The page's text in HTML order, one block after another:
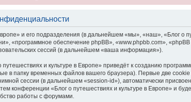
и его подразделения (в дальнейшем «мы», «наш», «Блог о
«программное обеспечение phpBB», «www.phpbb.com»,
сессий (в дальнейшем «ваша информация»).
и культуре в Европе» приведёт к созданию
в папку временных файлов вашего браузера). Первые две cookie
сессии (в дальнейшем «session-id»), автоматически
конференции «Блог о путешествиях и культуре в Европе» и
работы с форумами.